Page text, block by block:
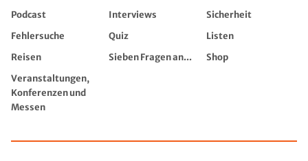
Podcast
Interviews
Sicherheit
Fehlersuche
Quiz
Listen
Reisen
Sieben Fragen an...
Shop
Veranstaltungen,
Konferenzen und
Messen